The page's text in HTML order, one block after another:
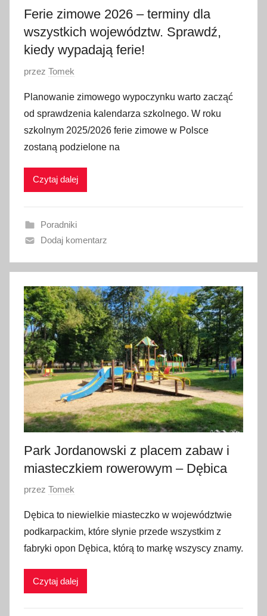
Ferie zimowe 2026 – terminy dla
wszystkich województw. Sprawdź,
kiedy wypadają ferie!
O
u
b
l
i
w
n
o
l
i
s
t
o
p
a
d
2
0
przez Tomek
Planowanie zimowego wypoczynku warto zacząć
od sprawdzenia kalendarza szkolnego. W roku
szkolnym 2025/2026 ferie zimowe w Polsce
zostaną podzielone na
Czytaj dalej
Poradniki
Dodaj komentarz
Park Jordanowski z placem zabaw i
miasteczkiem rowerowym – Dębica
O
u
b
l
i
przez Tomek
Dębica to niewielkie miasteczko w województwie
podkarpackim, które słynie przede wszystkim z
fabryki opon Dębica, którą to markę wszyscy znamy.
Czytaj dalej